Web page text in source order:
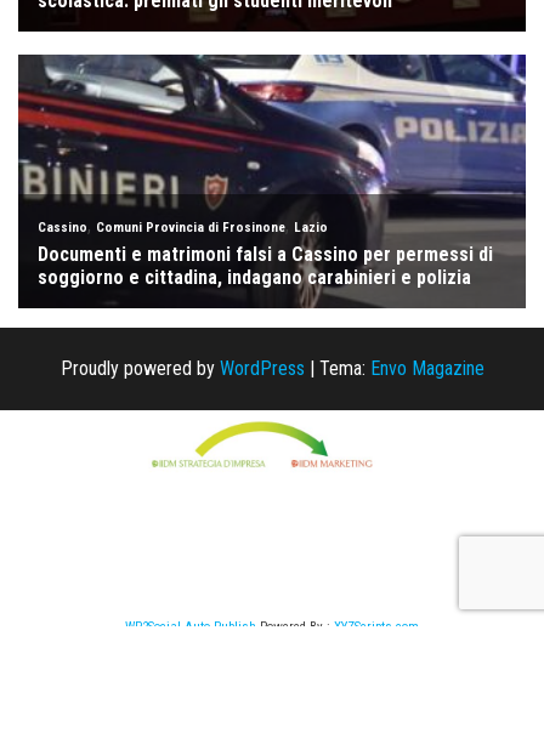
Proudly powered by WordPress | Tema: Envo Magazine
WP2Social Auto Publish Powered By : XYZScripts.com